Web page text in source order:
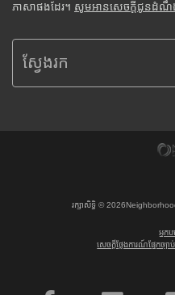
ភាសាផងដែរ។ សូមអានសេចក្តីជូនដំណឹ
រក្សាសិទ្ធិ ©2026
អ្នកប
សេចក្តីថ្លែងការណ៍ផ្នែកច្